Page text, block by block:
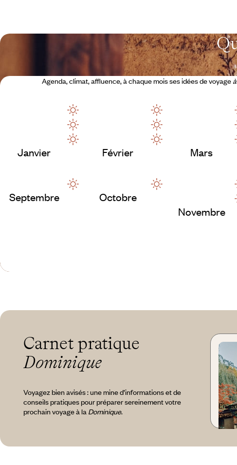
Agenda, climat, affluence, à chaque mois ses idées de voyage
Janvier Février Mars
Septembre
Octobre
Novembre
Carnet pratique
Dominique
Voyagez bien avisés : une mine d’informations et de
conseils pratiques pour préparer sereinement votre
prochain voyage à la Dominique.
En
plus